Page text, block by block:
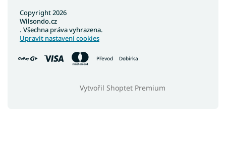
Převod Dobírka
Vytvořil Shoptet Premium
Copyright 2026
Wilsondo.cz
. Všechna práva vyhrazena.
Upravit nastavení cookies